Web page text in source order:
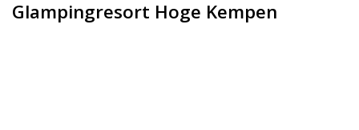
Glampingresort Hoge Kempen